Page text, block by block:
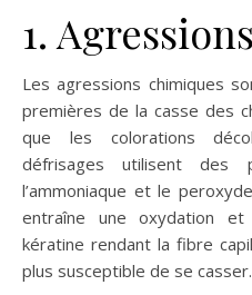
1.
Les agressions chimiques
premières de la casse des
que les colorations
défrisages utilisent des
l’ammoniaque et le
entraîne une oxydation
kératine rendant la fibre
plus susceptible de se casser.